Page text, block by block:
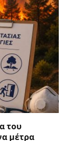
του
μέτρα